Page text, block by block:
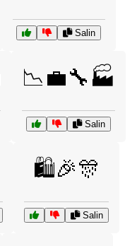
Salin
📉💼🔧🏭
Salin
🛍️🎉🎊
Salin